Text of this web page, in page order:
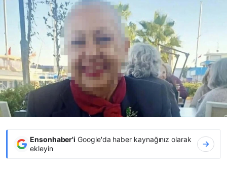
Ensonhaber'i Google'da haber kaynağınız olarak
ekleyin